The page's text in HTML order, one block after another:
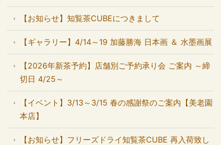
【お知らせ】知覧茶CUBEにつきまして
【ギャラリー】4/14～19 加藤勝海 日本画 ＆ 水墨画展
【2026年新茶予約】店舗別ご予約承り会 ご案内 ～締
切日 4/25～
【イベント】3/13～3/15 春の感謝祭のご案内【美老園
本店】
【お知らせ】フリーズドライ知覧茶CUBE 再入荷致し